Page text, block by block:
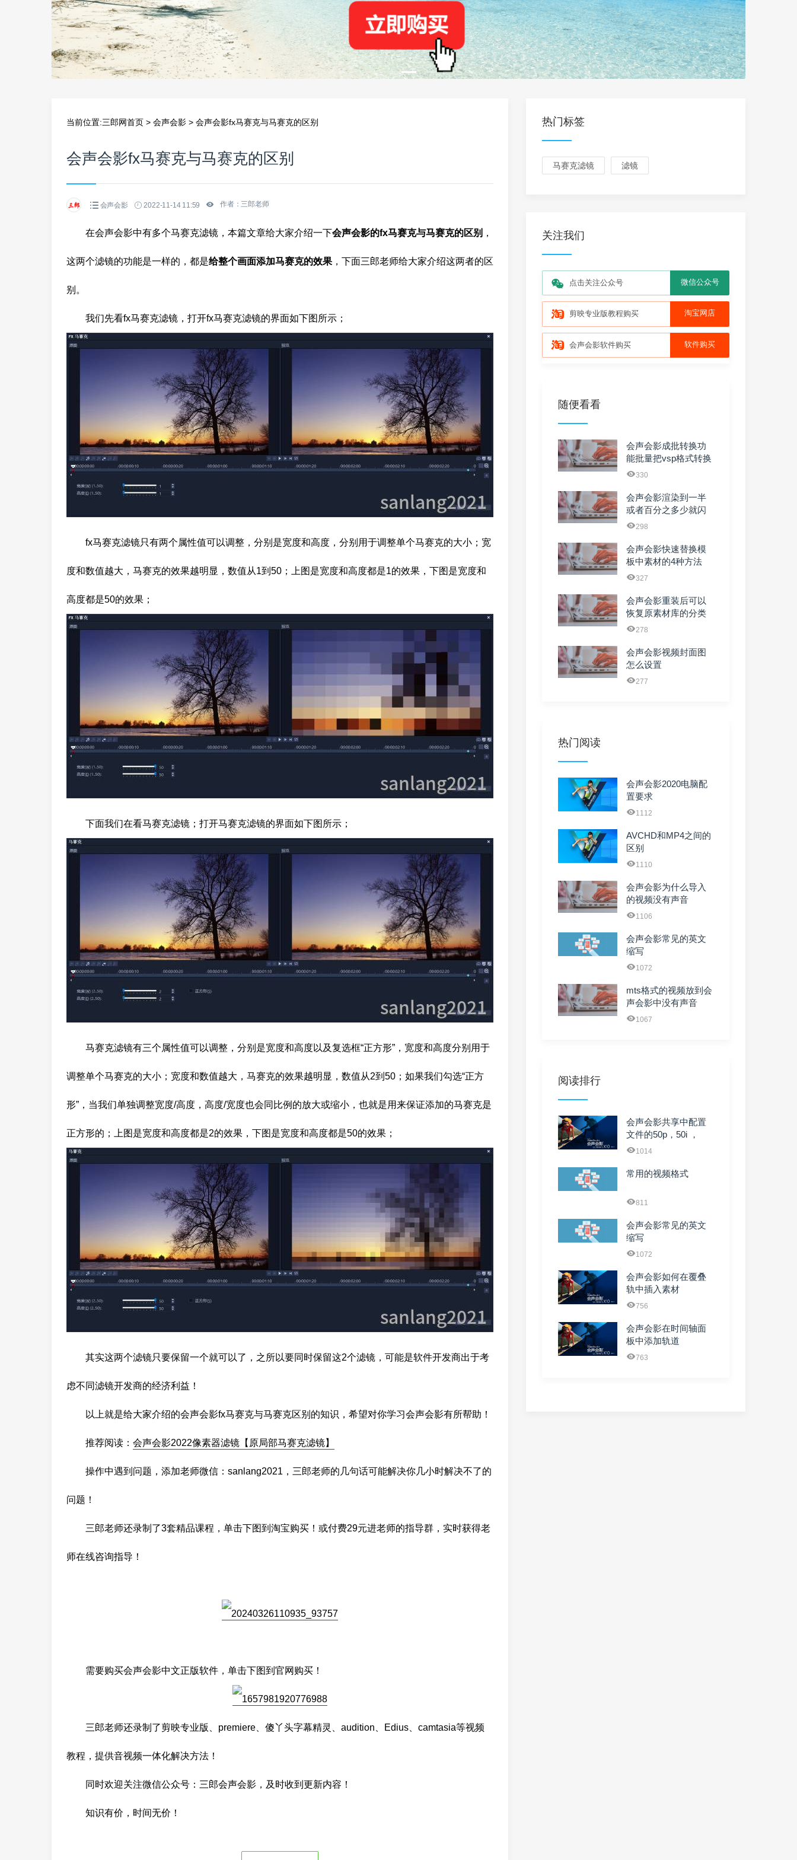
当前位置:三郎网首页 > 会声会影 > 会声会影fx马赛克与马赛克的区别
会声会影fx马赛克与马赛克的区别
会声会影 2022-11-14 11:59 作者：三郎老师
在会声会影中有多个马赛克滤镜，本篇文章给大家介绍一下会声会影的fx马赛克与马赛克的区别 ，
这两个滤镜的功能是一样的，都是给整个画面添加马赛克的效果 ，下面三郎老师给大家介绍这两者的区
别。
我们先看fx马赛克滤镜，打开fx马赛克滤镜的界面如下图所示；
fx马赛克滤镜只有两个属性值可以调整，分别是宽度和高度，分别用于调整单个马赛克的大小；宽
度和数值越大，马赛克的效果越明显，数值从1到50；上图是宽度和高度都是1的效果，下图是宽度和
高度都是50的效果；
下面我们在看马赛克滤镜；打开马赛克滤镜的界面如下图所示；
马赛克滤镜有三个属性值可以调整，分别是宽度和高度以及复选框“正方形”，宽度和高度分别用于
调整单个马赛克的大小；宽度和数值越大，马赛克的效果越明显，数值从2到50；如果我们勾选“正方
形”，当我们单独调整宽度/高度，高度/宽度也会同比例的放大或缩小，也就是用来保证添加的马赛克是
正方形的；上图是宽度和高度都是2的效果，下图是宽度和高度都是50的效果；
其实这两个滤镜只要保留一个就可以了，之所以要同时保留这2个滤镜，可能是软件开发商出于考
虑不同滤镜开发商的经济利益！
以上就是给大家介绍的会声会影fx马赛克与马赛克区别的知识，希望对你学习会声会影有所帮助！
推荐阅读： 会声会影2022像素器滤镜【原局部马赛克滤镜】
操作中遇到问题，添加老师微信：sanlang2021，三郎老师的几句话可能解决你几小时解决不了的
问题！
三郎老师还录制了3套精品课程，单击下图到淘宝购买！或付费29元进老师的指导群，实时获得老
师在线咨询指导！
需要购买会声会影中文正版软件，单击下图到官网购买！
三郎老师还录制了剪映专业版、premiere、傻丫头字幕精灵、audition、Edius、camtasia等视频
教程，提供音视频一体化解决方法！
同时欢迎关注微信公众号：三郎会声会影，及时收到更新内容！
知识有价，时间无价！
热门标签
马赛克滤镜 滤镜
关注我们
点击关注公众号 微信公众号
剪映专业版教程购买 淘宝网店
会声会影软件购买 软件购买
随便看看
会声会影成批转换功
能批量把vsp格式转换
成视频
330
会声会影渲染到一半
或者百分之多少就闪
退了是什么原因？
298
会声会影快速替换模
板中素材的4种方法
327
会声会影重装后可以
恢复原素材库的分类
及收藏吗
278
会声会影视频封面图
怎么设置
277
热门阅读
会声会影2020电脑配
置要求
1112
AVCHD和MP4之间的
区别
1110
会声会影为什么导入
的视频没有声音
1106
会声会影常见的英文
缩写
1072
mts格式的视频放到会
声会影中没有声音
1067
阅读排行
会声会影共享中配置
文件的50p，50i ，
25fps，10M ...
1014
常用的视频格式
811
会声会影常见的英文
缩写
1072
会声会影如何在覆叠
轨中插入素材
756
会声会影在时间轴面
板中添加轨道
763